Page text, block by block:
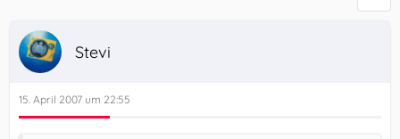
Stevi
15. April 2007 um 22:55